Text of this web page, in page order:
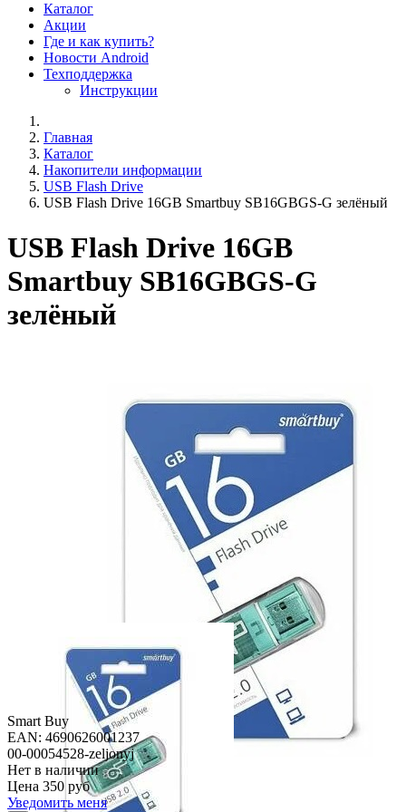
Каталог
Акции
Где и как купить?
Новости Android
Техподдержка
Инструкции
Главная
Каталог
Накопители информации
USB Flash Drive
USB Flash Drive 16GB Smartbuy SB16GBGS-G зелёный
USB Flash Drive 16GB
Smartbuy SB16GBGS-G
зелёный
Smart Buy
EAN: 4690626001237
00-00054528-zeljonyj
Нет в наличии
Цена 350 руб
Уведомить меня